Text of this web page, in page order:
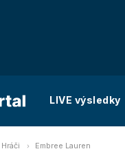
LIVE výsledky
Hráči Embree Lauren